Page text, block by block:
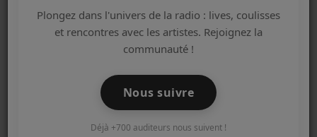
EQUIPE
ARTISTES
NOS PARTENAIRES
COMMENT NOUS ÉCOUTER ?
Plongez dans l'univers de la radio : lives, coulisses
et rencontres avec les artistes. Rejoignez la
communauté !
Nous suivre
Déjà +700 auditeurs nous suivent !